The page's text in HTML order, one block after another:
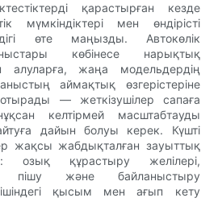
қарастырған кезде
мүмкіндіктері мен өндірісті
өте маңызды. Автокөлік
көбінесе нарықтық
алуларға, жаңа модельдердің
аймақтық өзгерістеріне
— жеткізушілер сапаға
келтірмей масштабтауды
дайын болуы керек. Күшті
жақсы жабдықталған зауыттық
озық құрастыру желілері,
пішу және байланыстыру
қысым мен ағып кету